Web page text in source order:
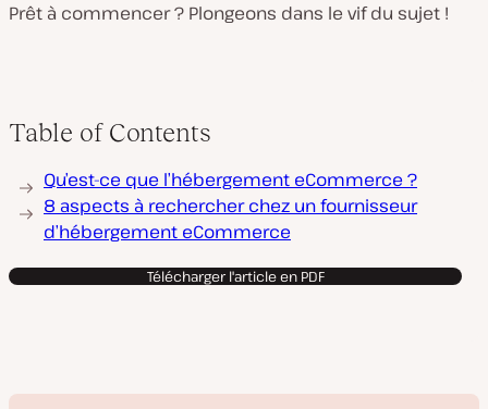
Prêt à commencer ? Plongeons dans le vif du sujet !
Table of Contents
Qu’est-ce que l’hébergement eCommerce ?
8 aspects à rechercher chez un fournisseur
d’hébergement eCommerce
Télécharger l'article en PDF